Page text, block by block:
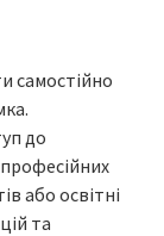
самостійно
до
або освітні
та